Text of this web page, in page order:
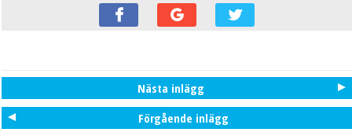
Nästa inlägg
Förgående inlägg